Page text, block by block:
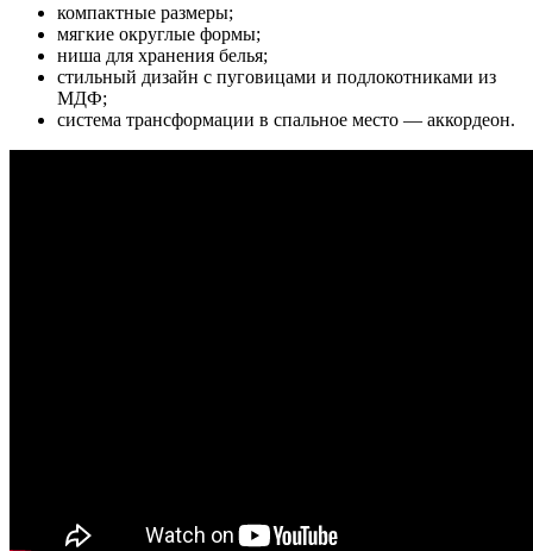
компактные размеры;
мягкие округлые формы;
ниша для хранения белья;
стильный дизайн с пуговицами и подлокотниками из
МДФ;
система трансформации в спальное место — аккордеон.